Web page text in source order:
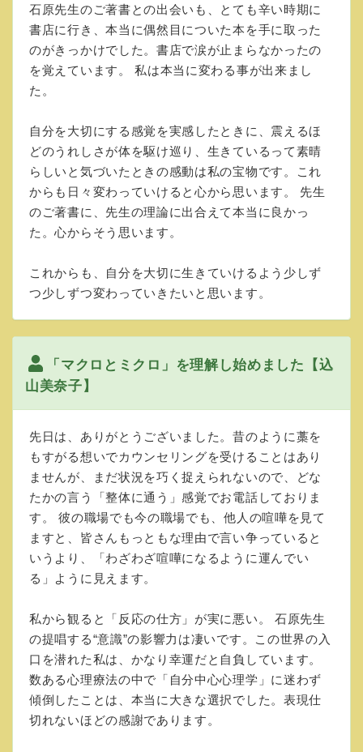
石原先生のご著書との出会いも、とても辛い時期に
書店に行き、本当に偶然目についた本を手に取った
のがきっかけでした。書店で涙が止まらなかったの
を覚えています。 私は本当に変わる事が出来まし
た。
自分を大切にする感覚を実感したときに、震えるほ
どのうれしさが体を駆け巡り、生きているって素晴
らしいと気づいたときの感動は私の宝物です。これ
からも日々変わっていけると心から思います。 先生
のご著書に、先生の理論に出合えて本当に良かっ
た。心からそう思います。
これからも、自分を大切に生きていけるよう少しず
つ少しずつ変わっていきたいと思います。
「マクロとミクロ」を理解し始めました【込
山美奈子】
先日は、ありがとうございました。昔のように藁を
もすがる想いでカウンセリングを受けることはあり
ませんが、まだ状況を巧く捉えられないので、どな
たかの言う「整体に通う」感覚でお電話しておりま
す。 彼の職場でも今の職場でも、他人の喧嘩を見て
ますと、皆さんもっともな理由で言い争っていると
いうより、「わざわざ喧嘩になるように運んでい
る」ように見えます。
私から観ると「反応の仕方」が実に悪い。 石原先生
の提唱する“意識”の影響力は凄いです。この世界の入
口を潜れた私は、かなり幸運だと自負しています。
数ある心理療法の中で「自分中心心理学」に迷わず
傾倒したことは、本当に大きな選択でした。表現仕
切れないほどの感謝であります。